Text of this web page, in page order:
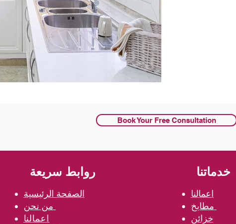
Book Your Free Consultation
روابط سريعة
الصفحة الرئيسية
اعمالنا
خدماتنا
اعمالنا
خزائن